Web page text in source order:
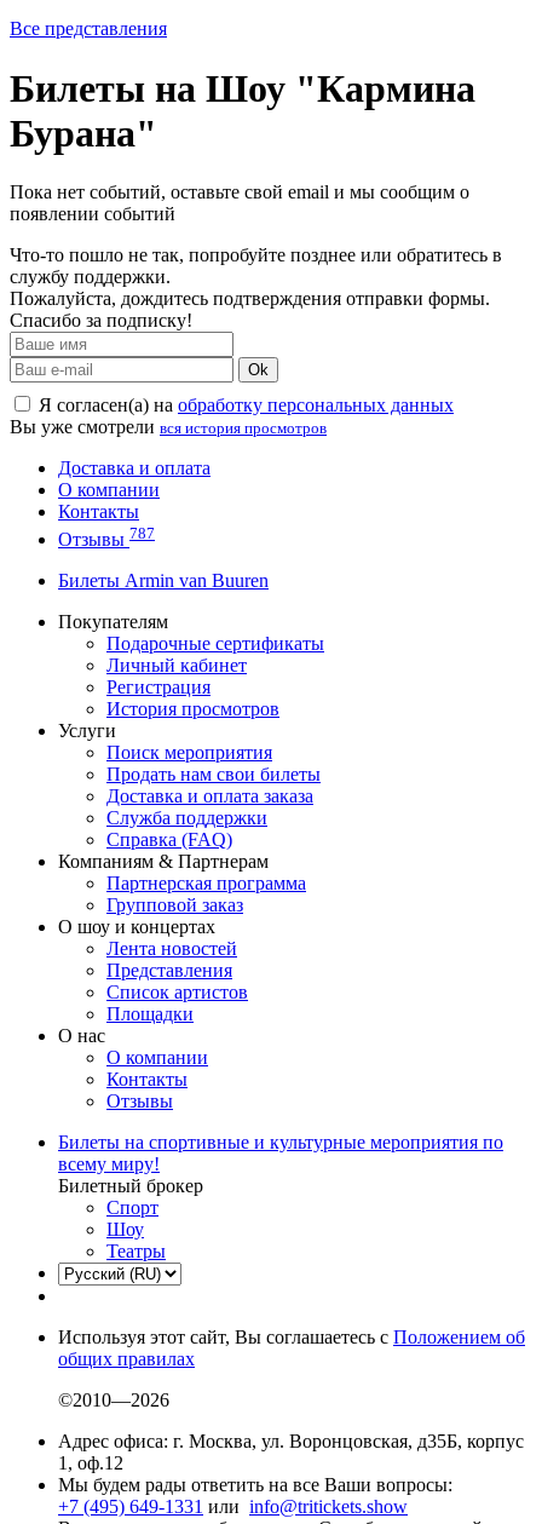
Все представления
Билеты на Шоу "Кармина
Бурана"
Пока нет событий, оставьте свой email и мы сообщим о
появлении событий
Что-то пошло не так, попробуйте позднее или обратитесь в
службу поддержки.
Пожалуйста, дождитесь подтверждения отправки формы.
Спасибо за подписку!
Ok
Я согласен(а) на обработку персональных данных
Вы уже смотрели вся история просмотров
Доставка и оплата
О компании
Контакты
Отзывы 787
Билеты Armin van Buuren
Покупателям
Подарочные сертификаты
Личный кабинет
Регистрация
История просмотров
Услуги
Поиск мероприятия
Продать нам свои билеты
Доставка и оплата заказа
Служба поддержки
Справка (FAQ)
Компаниям & Партнерам
Партнерская программа
Групповой заказ
О шоу и концертах
Лента новостей
Представления
Список артистов
Площадки
О нас
О компании
Контакты
Отзывы
Билеты на спортивные и культурные мероприятия по
всему миру!
Билетный брокер
Спорт
Шоу
Театры
Используя этот сайт, Вы соглашаетесь с Положением об
общих правилах
©2010—2026
Адрес офиса: г. Москва, ул. Воронцовская, д35Б, корпус
1, оф.12
Мы будем рады ответить на все Ваши вопросы:
+7 (495) 649-1331 или info@tritickets.show